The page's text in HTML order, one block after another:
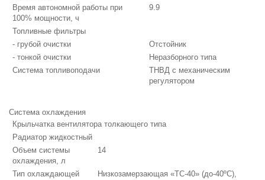
Время автономной работы при
100% мощности, ч
9.9
Топливные фильтры
- грубой очистки
Отстойник
- тонкой очистки
Неразборного типа
Система топливоподачи
ТНВД с механическим
регулятором
Система охлаждения
Крыльчатка вентилятора толкающего типа
Радиатор жидкостный
Объем системы
охлаждения, л
14
Тип охлаждающей
Низкозамерзающая «ТС-40» (до-40ºС),